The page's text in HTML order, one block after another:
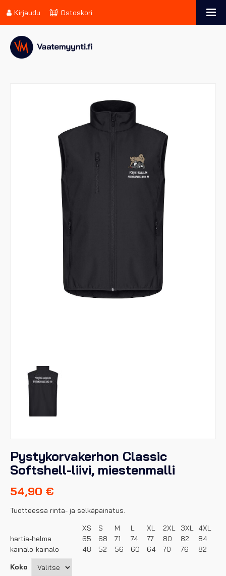
Pystykorvakerhon Classic
Softshell-liivi, miestenmalli
54,90 €
Tuotteessa rinta- ja selkäpainatus.
XS
S M L XL 2XL 3XL
4XL
hartia-helma
65 68 71 74 77 80 82
84
kainalo-kainalo
48 52 56 60 64 70 76
82
Koko
Kirjaudu Ostoskori